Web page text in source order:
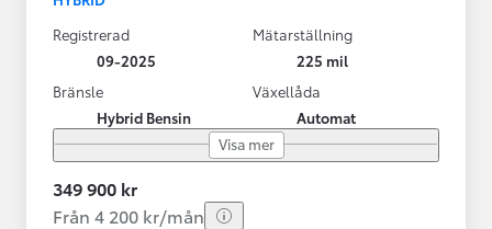
Registrerad
09-2025
Mätarställning
225 mil
Bränsle
Hybrid Bensin
Växellåda
Automat
Visa mer
349 900 kr
Från 4 200 kr/mån